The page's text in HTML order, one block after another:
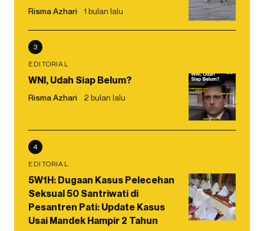
Risma Azhari 1 bulan lalu
3
EDITORIAL
WNI, Udah Siap Belum?
Risma Azhari 2 bulan lalu
4
EDITORIAL
5W1H: Dugaan Kasus Pelecehan
Seksual 50 Santriwati di
Pesantren Pati: Update Kasus
Usai Mandek Hampir 2 Tahun